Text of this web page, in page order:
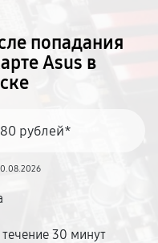
попадания
Asus в
рублей*
течение 30 минут